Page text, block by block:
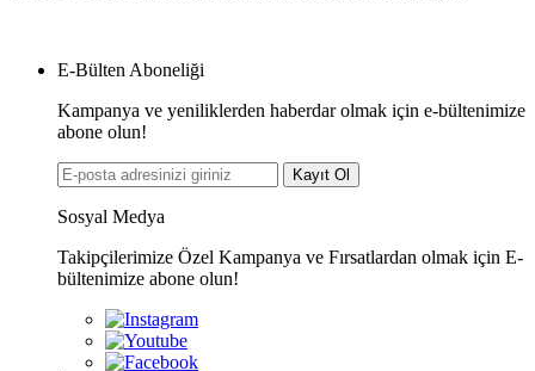
E-Bülten Aboneliği
Kampanya ve yeniliklerden haberdar olmak için e-bültenimize
abone olun!
Kayıt Ol
Sosyal Medya
Takipçilerimize Özel Kampanya ve Fırsatlardan olmak için E-
bültenimize abone olun!